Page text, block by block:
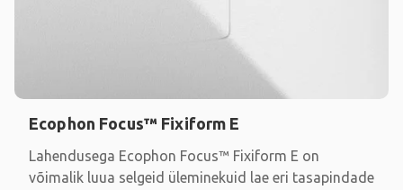
Ecophon Focus™ Fixiform E
Lahendusega Ecophon Focus™ Fixiform E on
võimalik luua selgeid üleminekuid lae eri tasapindade